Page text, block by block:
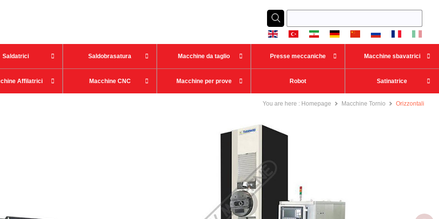
Saldatrici  Saldobrasatura  Macchine da taglio  Presse meccaniche  Macchine sbavatrici 
Affilatrici  Macchine CNC  Macchine per prove  Robot Satinatrice 
You are here : Homepage Macchine Tornio Orizzontali